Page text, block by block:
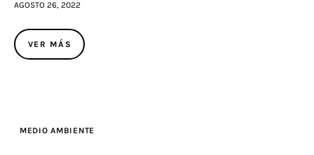
AGOSTO 26, 2022
VER MÁS
MEDIO AMBIENTE